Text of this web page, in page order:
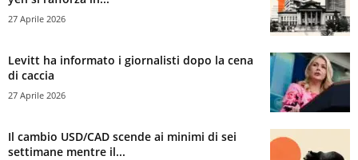
27 Aprile 2026
Levitt ha informato i giornalisti dopo la cena
di caccia
27 Aprile 2026
Il cambio USD/CAD scende ai minimi di sei
settimane mentre il...